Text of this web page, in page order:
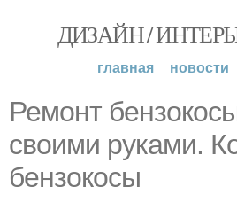
ДИЗАЙН /
главная новости
Ремонт
своими руками.
бензокосы